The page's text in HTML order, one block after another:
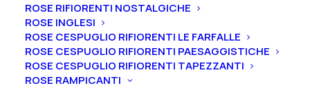
ROSE RIFIORENTI NOSTALGICHE
ROSE INGLESI
ROSE CESPUGLIO RIFIORENTI LE FARFALLE
ROSE CESPUGLIO RIFIORENTI PAESAGGISTICHE
ROSE CESPUGLIO RIFIORENTI TAPEZZANTI
ROSE RAMPICANTI
Peonia suffruticosa “Jia ge jin zi” 2-3 rami
Peonia suffruticosa “Jia ge
jin zi” 2-3 rami